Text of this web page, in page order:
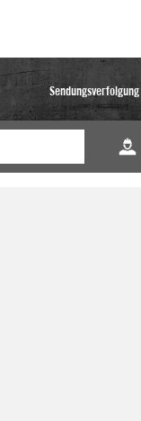
Sendungsverfolgung